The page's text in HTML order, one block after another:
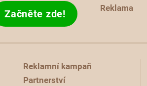
Začněte zde! Reklama
Reklamní kampaň
Partnerství